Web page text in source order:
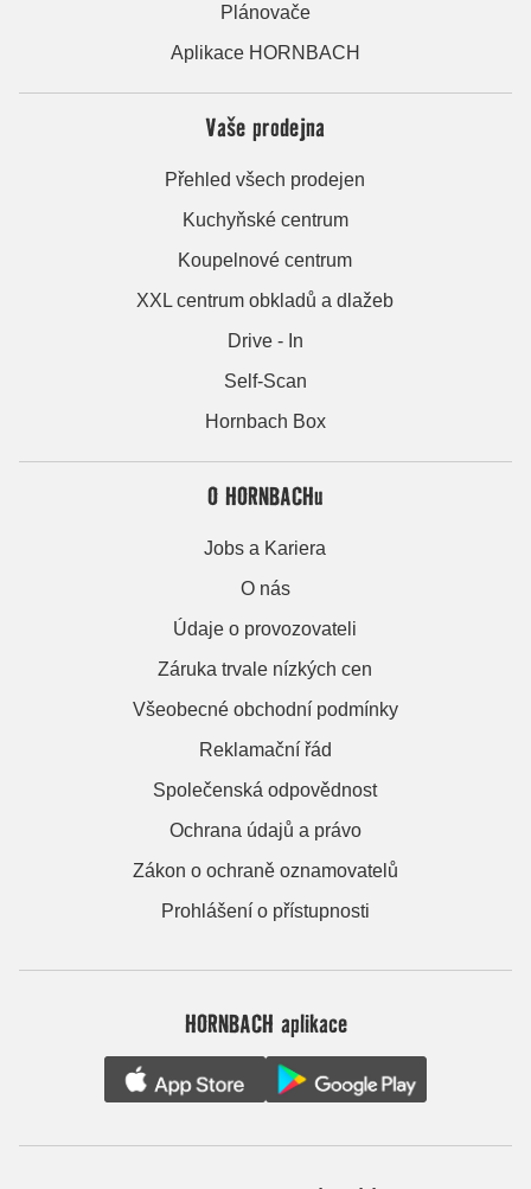
Plánovače
Aplikace HORNBACH
Vaše prodejna
Přehled všech prodejen
Kuchyňské centrum
Koupelnové centrum
XXL centrum obkladů a dlažeb
Drive - In
Self-Scan
Hornbach Box
O HORNBACHu
Jobs a Kariera
O nás
Údaje o provozovateli
Záruka trvale nízkých cen
Všeobecné obchodní podmínky
Reklamační řád
Společenská odpovědnost
Ochrana údajů a právo
Zákon o ochraně oznamovatelů
Prohlášení o přístupnosti
HORNBACH aplikace